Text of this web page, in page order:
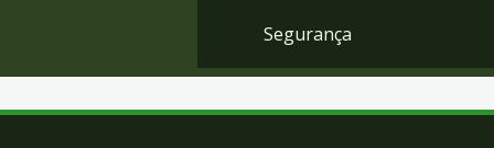
Segurança